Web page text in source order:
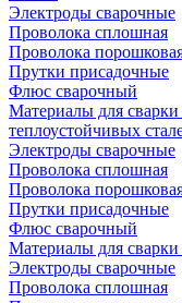
Электроды сварочные
Проволока сплошная
Проволока
Прутки присадочные
Флюс сварочный
Материалы для
теплоустойчивых
Электроды сварочные
Проволока сплошная
Проволока
Прутки присадочные
Флюс сварочный
Материалы для
Электроды сварочные
Проволока сплошная